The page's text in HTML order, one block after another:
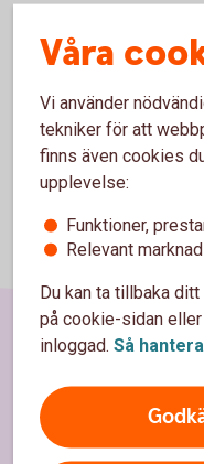
Våra
Vi använder
tekniker för att
finns även cookies
upplevelse:
Funktioner,
Relevant
Du kan ta tillbaka
på cookie-sidan
inloggad. Så
Sidfot
Hitta snabbt
Kontakta oss